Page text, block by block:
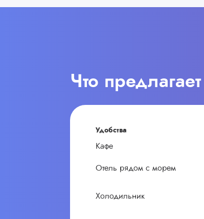
Что предлагает
Удобства
Кафе
Отель рядом с морем
Холодильник